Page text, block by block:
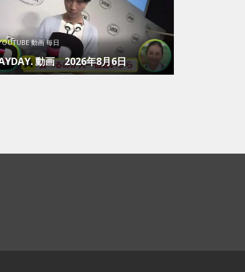
動画 毎日
動画 2026年8月6日